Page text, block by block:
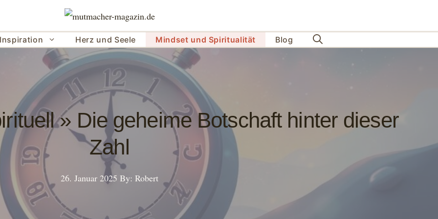
Herz und Seele Mindset und Spiritualität Blog
» Die geheime Botschaft hinter dieser
Zahl
26. Januar 2025 By: Robert